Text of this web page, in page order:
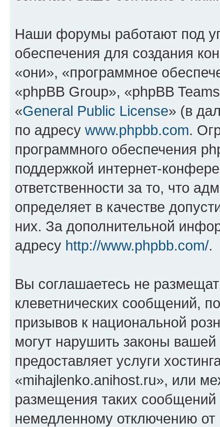
Наши форумы работают под
обеспечения для создания
«они», «программное
«phpBB Group», «phpBB
«General Public License» (в
по адресу www.phpbb.com.
программного обеспечения
поддержкой интернет-
ответственности за то, что
определяет в качестве
них. За дополнительной
адресу http://www.phpbb.com/.
Вы соглашаетесь не
клеветнических сообщений,
призывов к национальной
могут нарушить законы
предоставляет услуги
«mihajlenko.anihost.ru», или
размещения таких
немедленному отключению